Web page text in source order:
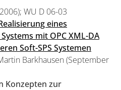
WU D 06-03
eines
mit OPC XML-DA
Soft-SPS Systemen
Barkhausen (September
Konzepten zur